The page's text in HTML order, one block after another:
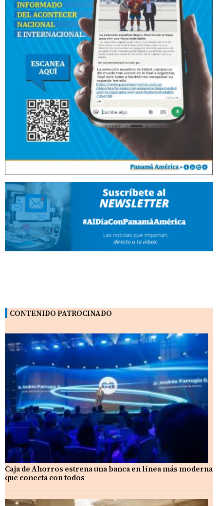
CONTENIDO PATROCINADO
Caja de Ahorros estrena una banca en línea más moderna
que conecta con todos